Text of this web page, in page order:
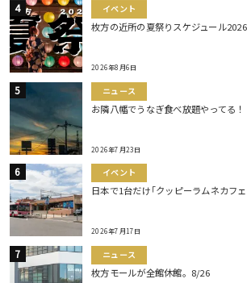
イベント
枚方の近所の夏祭りスケジュール
2026年8月6日
ニュース
お隣八幡でうなぎ食べ放題やってる！
2026年7月23日
イベント
日本で1台だけ｢クッピーラムネカフ
2026年7月17日
ニュース
枚方モールが全館休館。8/26